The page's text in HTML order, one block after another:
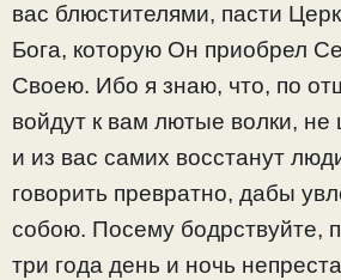
вас блюстителями, пасти
Бога, которую Он приобрел
Своею. Ибо я знаю, что, по
войдут к вам лютые волки,
и из вас самих восстанут
говорить превратно, дабы
собою. Посему бодрствуйте,
три года день и ночь